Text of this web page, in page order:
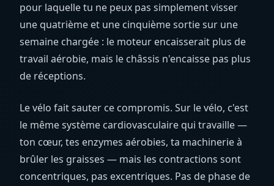
pour laquelle tu ne peux pas simplement visser
une quatrième et une cinquième sortie sur une
semaine chargée : le moteur encaisserait plus de
travail aérobie, mais le châssis n'encaisse pas plus
de réceptions.
Le vélo fait sauter ce compromis. Sur le vélo, c'est
le même système cardiovasculaire qui travaille —
ton cœur, tes enzymes aérobies, ta machinerie à
brûler les graisses — mais les contractions sont
concentriques, pas excentriques. Pas de phase de